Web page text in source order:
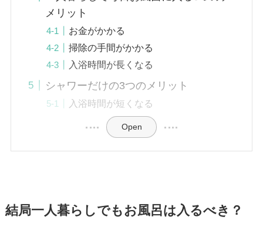
メリット
お金がかかる
掃除の手間がかかる
入浴時間が長くなる
シャワーだけの3つのメリット
入浴時間が短くなる
Open
結局一人暮らしでもお風呂は入るべき？